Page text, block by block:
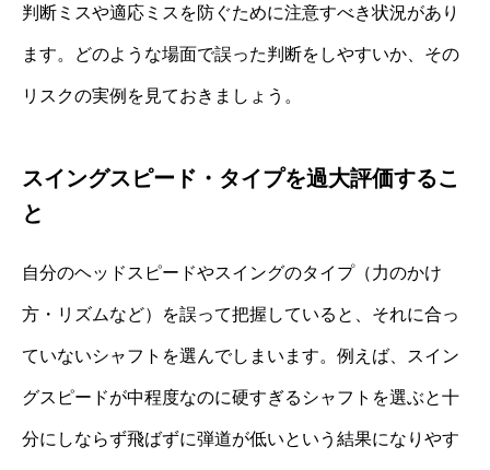
判断ミスや適応ミスを防ぐために注意すべき状況があり
ます。どのような場面で誤った判断をしやすいか、その
リスクの実例を見ておきましょう。
スイングスピード・タイプを過大評価するこ
と
自分のヘッドスピードやスイングのタイプ（力のかけ
方・リズムなど）を誤って把握していると、それに合っ
ていないシャフトを選んでしまいます。例えば、スイン
グスピードが中程度なのに硬すぎるシャフトを選ぶと十
分にしならず飛ばずに弾道が低いという結果になりやす